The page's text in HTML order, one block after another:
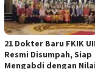
21 Dokter Baru FKIK
Resmi Disumpah, Siap
Mengabdi dengan